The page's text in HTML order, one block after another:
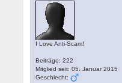
I Love Anti-Scam!
Beiträge: 222
Mitglied seit: 05. Januar 2015
Geschlecht: